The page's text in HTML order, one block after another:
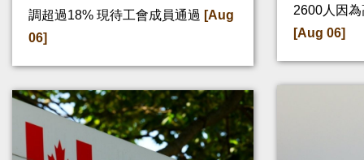
調超過18% 現待工會成員通過 [Aug
06]
2600人因
[Aug 06]